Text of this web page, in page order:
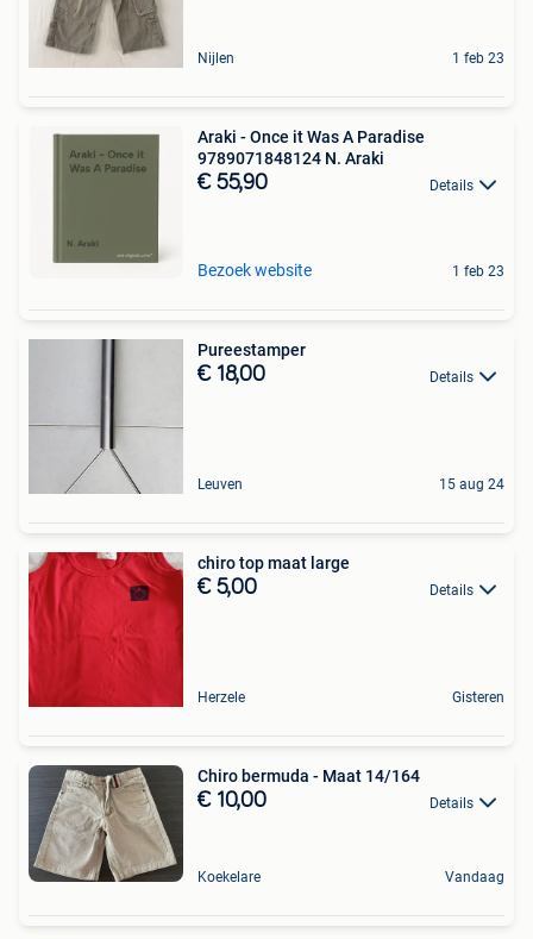
Nijlen 1 feb 23
Araki - Once it Was A Paradise
9789071848124 N. Araki
€ 55,90 Details
Bezoek website 1 feb 23
Pureestamper
€ 18,00 Details
Leuven 15 aug 24
chiro top maat large
€ 5,00 Details
Herzele Gisteren
Chiro bermuda - Maat 14/164
€ 10,00 Details
Koekelare Vandaag